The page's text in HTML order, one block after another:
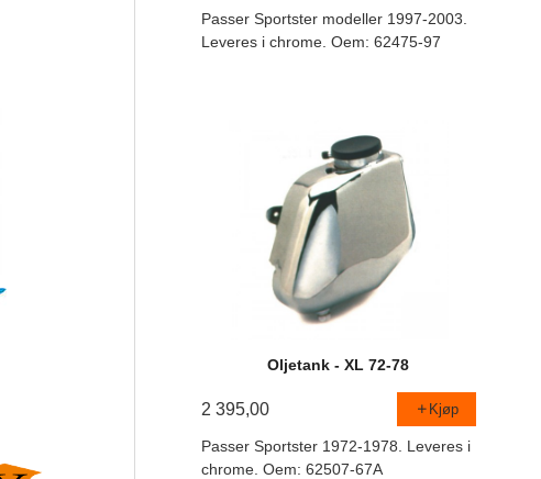
Passer Sportster modeller 1997-2003.
Leveres i chrome. Oem: 62475-97
Oljetank - XL 72-78
2 395,00 Kjøp
Passer Sportster 1972-1978. Leveres i
chrome. Oem: 62507-67A